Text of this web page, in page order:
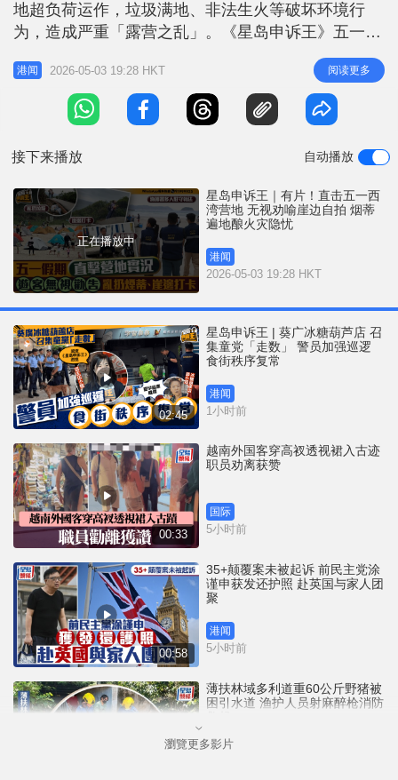
n
地超负荷运作，垃圾满地、非法生火等破坏环境行
为，造成严重「露营之乱」。《星岛申诉王》五一黄
金周假期直击现场实况，发现今年渔护署人员「屯重
兵」日以继夜严防死守，至少20人来回不同位置当
值，行动将延续多天确保营区整洁，但仍有个别旅客
乱抛未熄烟蒂入草丛、微雨走出崖边拍照及随地丢弃
港闻 2026-05-03 19:28 HKT 阅读更多
接下来播放 自动播放
正在播放中
星岛申诉王｜有片！直击五一西
湾营地 无视劝喻崖边自拍 烟蒂
遍地酿火灾隐忧
港闻
2026-05-03 19:28 HKT
02:45
星岛申诉王 | 葵广冰糖葫芦店 召
集童党「走数」 警员加强巡逻
食街秩序复常
港闻
1小时前
00:33
越南外国客穿高衩透视裙入古迹
职员劝离获赞
国际
5小时前
00:58
35+颠覆案未被起诉 前民主党涂
谨申获发还护照 赴英国与家人团
聚
港闻
5小时前
薄扶林域多利道重60公斤野猪被
困引水道 渔护人员射麻醉枪消防
港闻
瀏覽更多影片